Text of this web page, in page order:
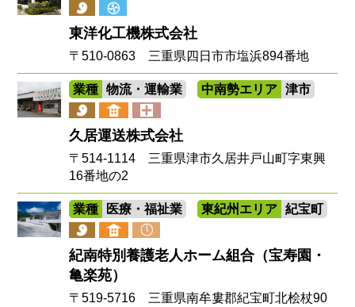
東洋化工機株式会社
〒510-0863 三重県四日市市塩浜894番地
業種 物流・運輸業 中南勢エリア 津市
久居運送株式会社
〒514-1114 三重県津市久居井戸山町字東興
16番地の2
業種 医療・福祉業 東紀州エリア 紀宝町
紀南特別養護老人ホーム組合（宝寿園・
亀楽苑）
〒519-5716 三重県南牟婁郡紀宝町北桧杖90